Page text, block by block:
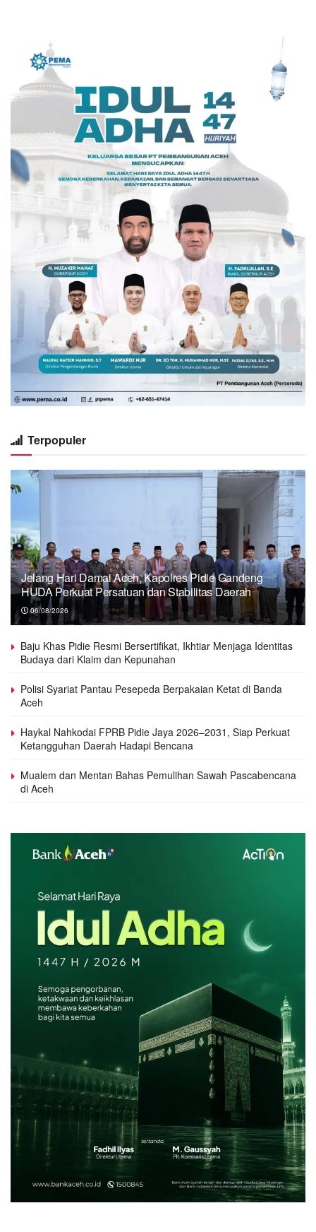
Terpopuler
Jelang Hari Damai Aceh, Kapolres Pidie Gandeng
HUDA Perkuat Persatuan dan Stabilitas Daerah
06/08/2026
Baju Khas Pidie Resmi Bersertifikat, Ikhtiar Menjaga Identitas
Budaya dari Klaim dan Kepunahan
Polisi Syariat Pantau Pesepeda Berpakaian Ketat di Banda
Aceh
Haykal Nahkodai FPRB Pidie Jaya 2026–2031, Siap Perkuat
Ketangguhan Daerah Hadapi Bencana
Mualem dan Mentan Bahas Pemulihan Sawah Pascabencana
di Aceh